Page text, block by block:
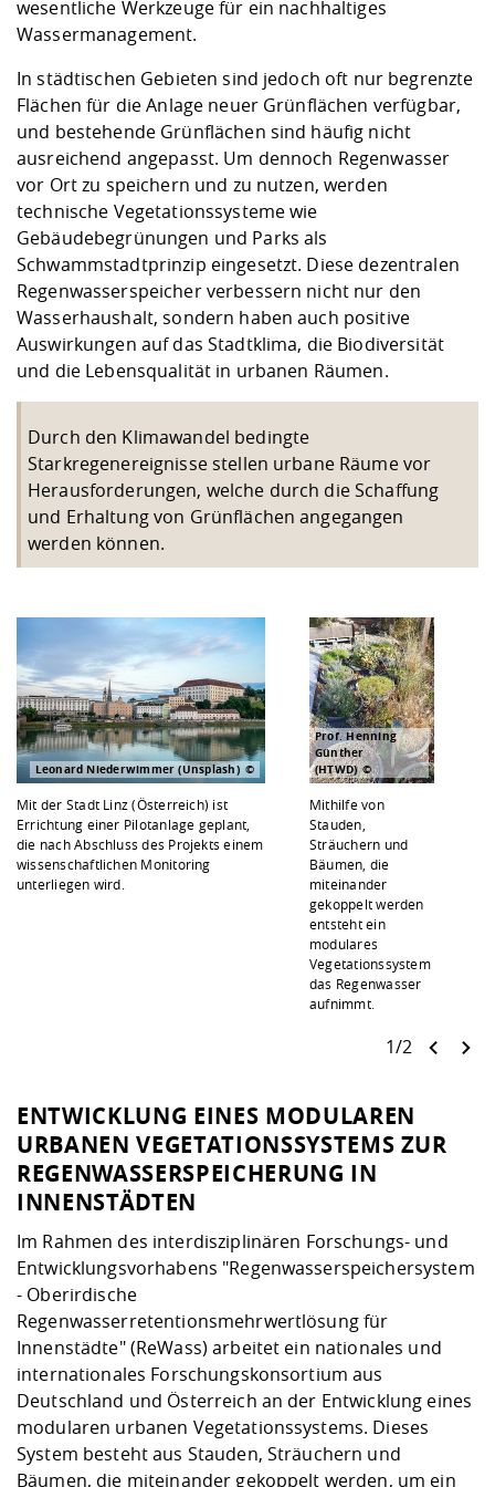
Checkliste zum
und Physik
Fremdsprachen
Lebenslagen
Studentenwerk
Arbeit
Career Service
Lehren,
Weiterbilden im
Formulare und
Gründung und
Kooperationen
Klimaschutz &
Informatik/
Landbau/
Maschinenbau
Angebote für Unternehmen
Kontakt und Anfahrt
Qualitätssicherung
wesentliche Werkzeuge für ein nachhaltiges
Wassermanagement.
In städtischen Gebieten sind jedoch oft nur begrenzte
Flächen für die Anlage neuer Grünflächen verfügbar,
und bestehende Grünflächen sind häufig nicht
ausreichend angepasst. Um dennoch Regenwasser
vor Ort zu speichern und zu nutzen, werden
technische Vegetationssysteme wie
Gebäudebegrünungen und Parks als
Schwammstadtprinzip eingesetzt. Diese dezentralen
Regenwasserspeicher verbessern nicht nur den
Wasserhaushalt, sondern haben auch positive
Auswirkungen auf das Stadtklima, die Biodiversität
und die Lebensqualität in urbanen Räumen.
Durch den Klimawandel bedingte
Starkregenereignisse stellen urbane Räume vor
Herausforderungen, welche durch die Schaffung
und Erhaltung von Grünflächen angegangen
werden können.
Leonard Niederwimmer (Unsplash)
Mit der Stadt Linz (Österreich) ist
Errichtung einer Pilotanlage geplant,
die nach Abschluss des Projekts einem
wissenschaftlichen Monitoring
unterliegen wird.
Prof. Henning
Günther
(HTWD)
Mithilfe von
Stauden,
Sträuchern und
Bäumen, die
miteinander
gekoppelt werden
entsteht ein
modulares
Vegetationssystem
das Regenwasser
aufnimmt.
1/2
ENTWICKLUNG EINES MODULAREN
URBANEN VEGETATIONSSYSTEMS ZUR
REGENWASSERSPEICHERUNG IN
INNENSTÄDTEN
Im Rahmen des interdisziplinären Forschungs- und
Entwicklungsvorhabens "Regenwasserspeichersystem
- Oberirdische
Regenwasserretentionsmehrwertlösung für
Innenstädte" (ReWass) arbeitet ein nationales und
internationales Forschungskonsortium aus
Deutschland und Österreich an der Entwicklung eines
modularen urbanen Vegetationssystems. Dieses
System besteht aus Stauden, Sträuchern und
Bäumen, die miteinander gekoppelt werden, um ein